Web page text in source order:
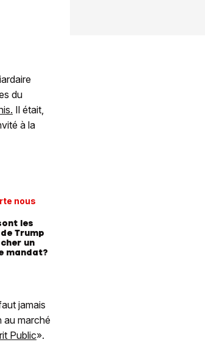
du
Il était,
à la
nous
les
Trump
un
mandat?
jamais
au marché
Public».